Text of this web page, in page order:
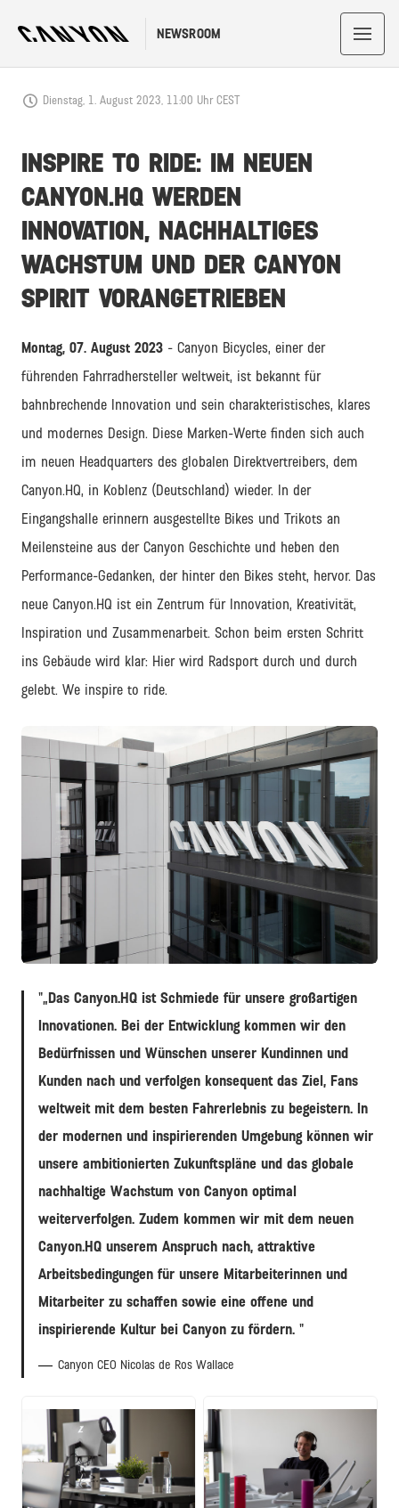
NEWSROOM
Dienstag, 1. August 2023, 11:00 Uhr CEST
INSPIRE TO RIDE: IM NEUEN
CANYON.HQ WERDEN
INNOVATION, NACHHALTIGES
WACHSTUM UND DER CANYON
SPIRIT VORANGETRIEBEN
Montag, 07. August 2023 - Canyon Bicycles, einer der
führenden Fahrradhersteller weltweit, ist bekannt für
bahnbrechende Innovation und sein charakteristisches, klares
und modernes Design. Diese Marken-Werte finden sich auch
im neuen Headquarters des globalen Direktvertreibers, dem
Canyon.HQ, in Koblenz (Deutschland) wieder. In der
Eingangshalle erinnern ausgestellte Bikes und Trikots an
Meilensteine aus der Canyon Geschichte und heben den
Performance-Gedanken, der hinter den Bikes steht, hervor. Das
neue Canyon.HQ ist ein Zentrum für Innovation, Kreativität,
Inspiration und Zusammenarbeit. Schon beim ersten Schritt
ins Gebäude wird klar: Hier wird Radsport durch und durch
gelebt. We inspire to ride.
JPG
„Das Canyon.HQ ist Schmiede für unsere großartigen
Innovationen. Bei der Entwicklung kommen wir den
Bedürfnissen und Wünschen unserer Kundinnen und
Kunden nach und verfolgen konsequent das Ziel, Fans
weltweit mit dem besten Fahrerlebnis zu begeistern. In
der modernen und inspirierenden Umgebung können wir
unsere ambitionierten Zukunftspläne und das globale
nachhaltige Wachstum von Canyon optimal
weiterverfolgen. Zudem kommen wir mit dem neuen
Canyon.HQ unserem Anspruch nach, attraktive
Arbeitsbedingungen für unsere Mitarbeiterinnen und
Mitarbeiter zu schaffen sowie eine offene und
inspirierende Kultur bei Canyon zu fördern.
Canyon CEO Nicolas de Ros Wallace